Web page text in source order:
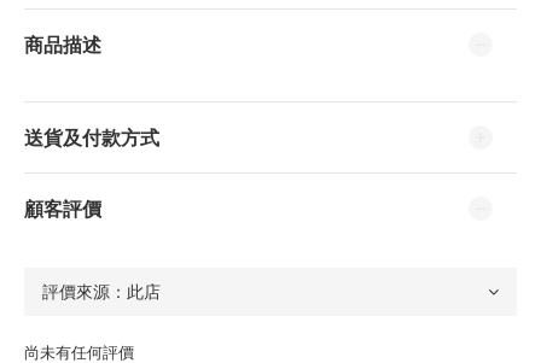
商品描述
送貨及付款方式
顧客評價
尚未有任何評價